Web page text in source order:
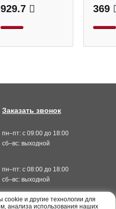
929.7 369
пн–пт: с 09:00 до 18:00
сб–вс: выходной
пн–пт: с 08:00 до 18:00
сб–вс: выходной
Заказать звонок
и другие технологии для
анализа использования наших